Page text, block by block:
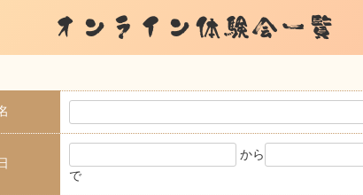
オンライン体験会一覧
から
で